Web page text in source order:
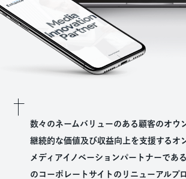
数々のネームバリューのある顧客のオウ
継続的な価値及び収益向上を支援するオ
メディアイノベーションパートナーであ
のコーポレートサイトのリニューアルプ